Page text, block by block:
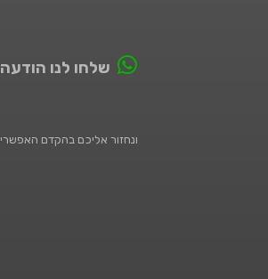
שלחו לנו הודעה
ונחזור אליכם בהקדם האפשרי